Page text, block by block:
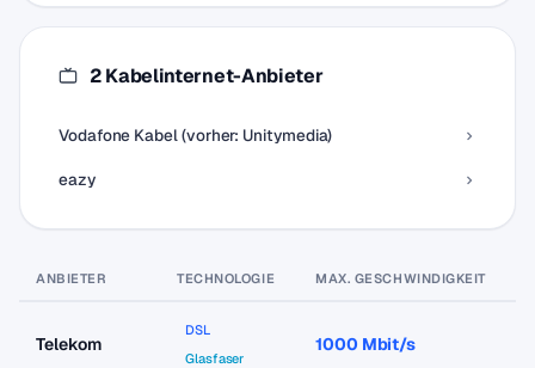
2 Kabelinternet-Anbieter
Vodafone Kabel (vorher: Unitymedia)
eazy
ANBIETER TECHNOLOGIE MAX. GESCHWINDIGKEIT
Telekom
DSL
Glasfaser
1000 Mbit/s